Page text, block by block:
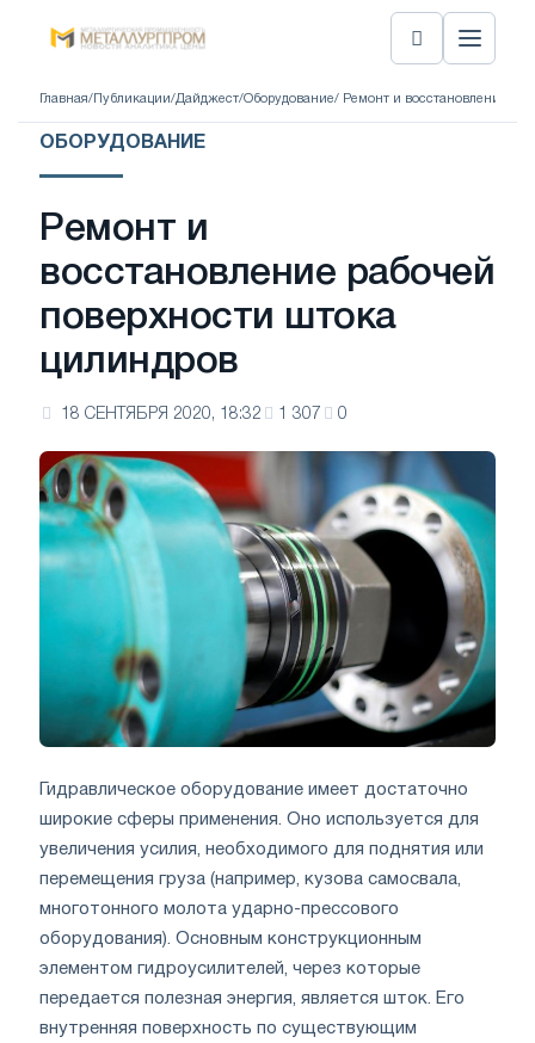
Главная/ Публикации/Дайджест/Оборудование/ Ремонт и восстановление
ОБОРУДОВАНИЕ
Ремонт и
восстановление рабочей
поверхности штока
цилиндров
18 СЕНТЯБРЯ 2020, 18:32 1 307 0
Гидравлическое оборудование имеет достаточно
широкие сферы применения. Оно используется для
увеличения усилия, необходимого для поднятия или
перемещения груза (например, кузова самосвала,
многотонного молота ударно-прессового
оборудования). Основным конструкционным
элементом гидроусилителей, через которые
передается полезная энергия, является шток. Его
внутренняя поверхность по существующим